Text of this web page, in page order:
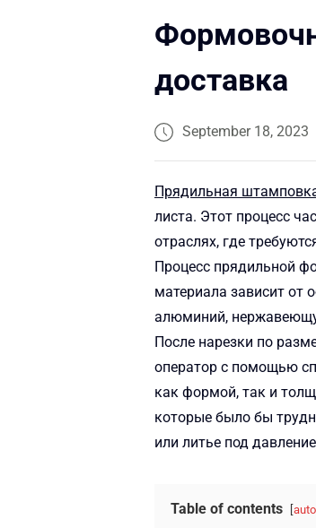
доставка
September 18, 2023
Прядильная
листа. Этот процесс
отраслях, где
Процесс прядильной
материала зависит от
алюминий,
После нарезки по
оператор с помощью
как формой, так и
которые было бы
или литье под
Table of contents